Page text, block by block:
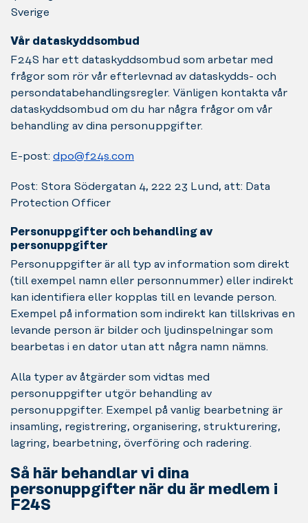
Sverige
Vår dataskyddsombud
F24S har ett dataskyddsombud som arbetar med
frågor som rör vår efterlevnad av dataskydds- och
persondatabehandlingsregler. Vänligen kontakta vår
dataskyddsombud om du har några frågor om vår
behandling av dina personuppgifter.
E-post: dpo@f24s.com
Post: Stora Södergatan 4, 222 23 Lund, att: Data
Protection Officer
Personuppgifter och behandling av
personuppgifter
Personuppgifter är all typ av information som direkt
(till exempel namn eller personnummer) eller indirekt
kan identifiera eller kopplas till en levande person.
Exempel på information som indirekt kan tillskrivas en
levande person är bilder och ljudinspelningar som
bearbetas i en dator utan att några namn nämns.
Alla typer av åtgärder som vidtas med
personuppgifter utgör behandling av
personuppgifter. Exempel på vanlig bearbetning är
insamling, registrering, organisering, strukturering,
lagring, bearbetning, överföring och radering.
Så här behandlar vi dina
personuppgifter när du är medlem i
F24S